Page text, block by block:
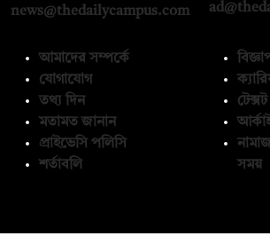
news@thedailycampus.com
আমাদের সম্পর্কে
যোগাযোগ
তথ্য দিন
মতামত জানান
প্রাইভেসি পলিসি
শর্তাবলি
সময়